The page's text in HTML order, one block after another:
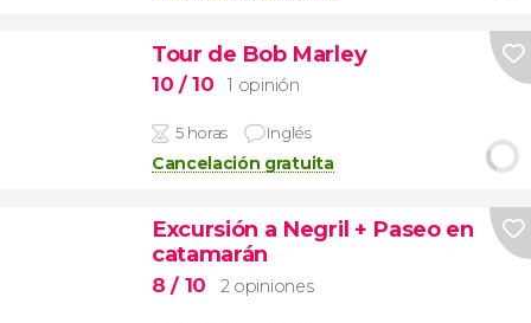
Tour de Bob Marley
10 / 10 1 opinión
5 horas Inglés
Cancelación gratuita
Excursión a Negril + Paseo en
catamarán
8/ 10 2 opiniones